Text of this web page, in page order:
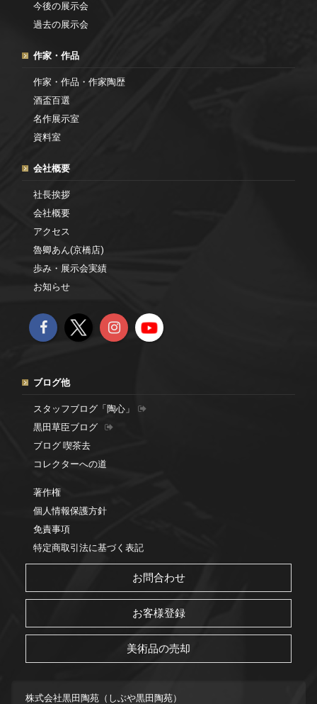
今後の展示会
過去の展示会
作家・作品
作家・作品・作家陶歴
酒盃百選
名作展示室
資料室
会社概要
社長挨拶
会社概要
アクセス
魯卿あん(京橋店)
歩み・展示会実績
お知らせ
ブログ他
スタッフブログ「陶心」
黒田草臣ブログ
ブログ 喫茶去
コレクターへの道
著作権
個人情報保護方針
免責事項
特定商取引法に基づく表記
お問合わせ
お客様登録
美術品の売却
株式会社黒田陶苑（しぶや黒田陶苑）